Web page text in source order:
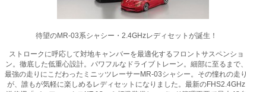
待望のMR-03系シャシー・2.4GHzレディセットが誕生！
ストロークに呼応して対地キャンバーを最適化するフロントサスペンショ
ン。徹底した低重心設計。パワフルなドライブトレーン。細部に至るまで、
最強の走りにこだわったミニッツレーサーMR-03シャシー。その憧れの走り
が、誰もが気軽に楽しめるレディセットになりました。最新のFHS2.4GHz